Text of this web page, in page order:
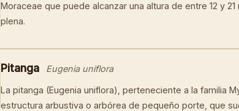
Moraceae que puede alcanzar una altura de entre 12 y
plena.
Pitanga Eugenia uniflora
La pitanga (Eugenia uniflora), perteneciente a la familia
estructura arbustiva o arbórea de pequeño porte, que